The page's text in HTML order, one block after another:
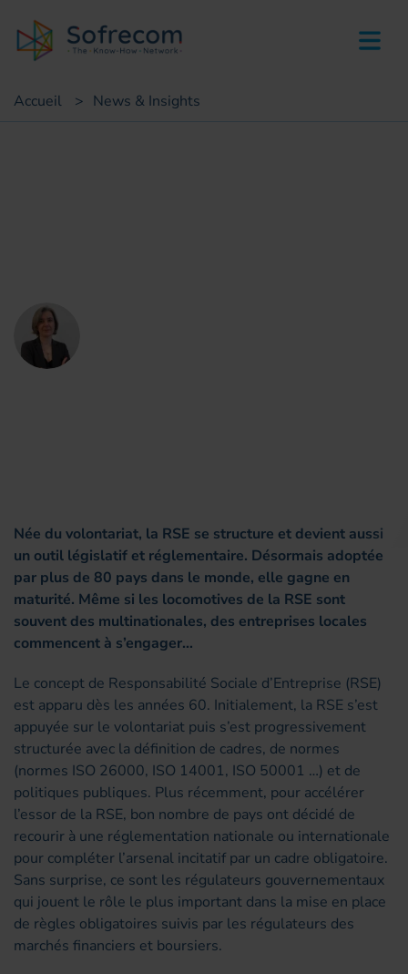
Accueil > News & Insights
Née du volontariat, la RSE se structure et devient aussi
un outil législatif et réglementaire. Désormais adoptée
par plus de 80 pays dans le monde, elle gagne en
maturité. Même si les locomotives de la RSE sont
souvent des multinationales, des entreprises locales
commencent à s’engager…
Le concept de Responsabilité Sociale d’Entreprise (RSE)
est apparu dès les années 60. Initialement, la RSE s’est
appuyée sur le volontariat puis s’est progressivement
structurée avec la définition de cadres, de normes
(normes ISO 26000, ISO 14001, ISO 50001 …) et de
politiques publiques. Plus récemment, pour accélérer
l’essor de la RSE, bon nombre de pays ont décidé de
recourir à une réglementation nationale ou internationale
pour compléter l’arsenal incitatif par un cadre obligatoire.
Sans surprise, ce sont les régulateurs gouvernementaux
qui jouent le rôle le plus important dans la mise en place
de règles obligatoires suivis par les régulateurs des
marchés financiers et boursiers.